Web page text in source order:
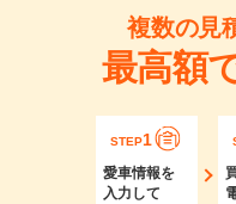
複数の見
最高額
STEP1
愛車情報を
入力して